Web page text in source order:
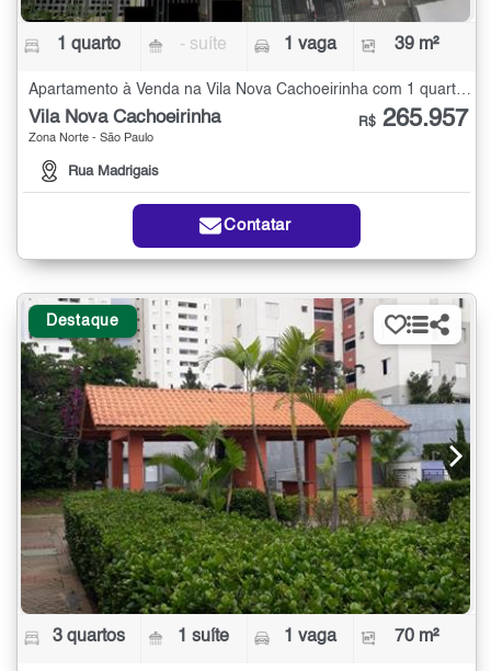
1 quarto - suíte 1 vaga 39 m²
Apartamento à Venda na Vila Nova Cachoeirinha com 1 quarto - 39 m²
Vila Nova Cachoeirinha
Zona Norte - São Paulo
Rua Madrigais
R$ 265.957
Contatar
Destaque
3 quartos 1 suíte 1 vaga 70 m²